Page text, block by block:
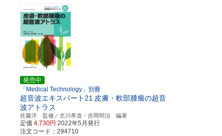
発売中
「Medical Technology」別冊
超音波エキスパート21 皮膚・軟部腫瘤の超音
波アトラス
佐藤洋 監修／北川孝道・吉岡明治 編著
定価4,730円 2022年5月発行
注文コード：294710